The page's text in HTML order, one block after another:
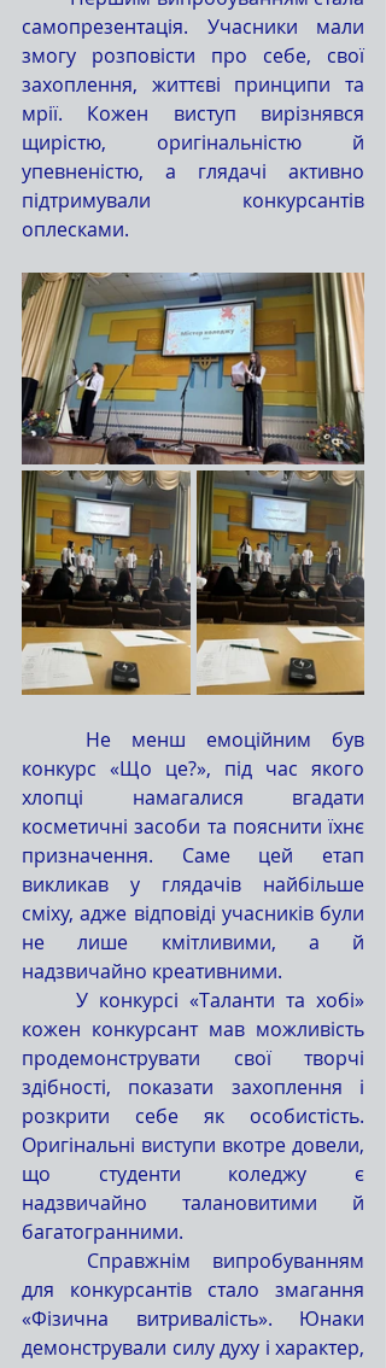
самопрезентація. Учасники мали
змогу розповісти про себе, свої
захоплення, життєві принципи та
мрії. Кожен виступ вирізнявся
щирістю, оригінальністю й
упевненістю, а глядачі активно
підтримували конкурсантів
оплесками.
конкурс «Що це?», під час якого
хлопці намагалися вгадати
косметичні засоби та пояснити їхнє
призначення. Саме цей етап
викликав у глядачів найбільше
сміху, адже відповіді учасників були
не лише кмітливими, а й
надзвичайно креативними.
кожен конкурсант мав можливість
продемонструвати свої творчі
здібності, показати захоплення і
розкрити себе як особистість.
Оригінальні виступи вкотре довели,
що студенти коледжу є
надзвичайно талановитими й
багатогранними.
для конкурсантів стало змагання
«Фізична витривалість». Юнаки
демонстрували силу духу і характер,